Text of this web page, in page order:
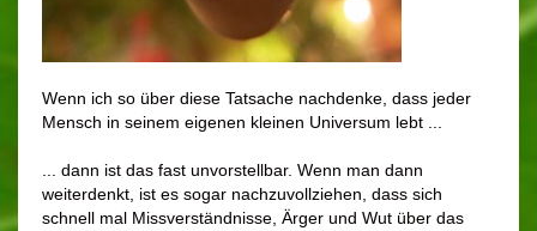
Wenn ich so über diese Tatsache nachdenke, dass jeder
Mensch in seinem eigenen kleinen Universum lebt ...
... dann ist das fast unvorstellbar. Wenn man dann
weiterdenkt, ist es sogar nachzuvollziehen, dass sich
schnell mal Missverständnisse, Ärger und Wut über das